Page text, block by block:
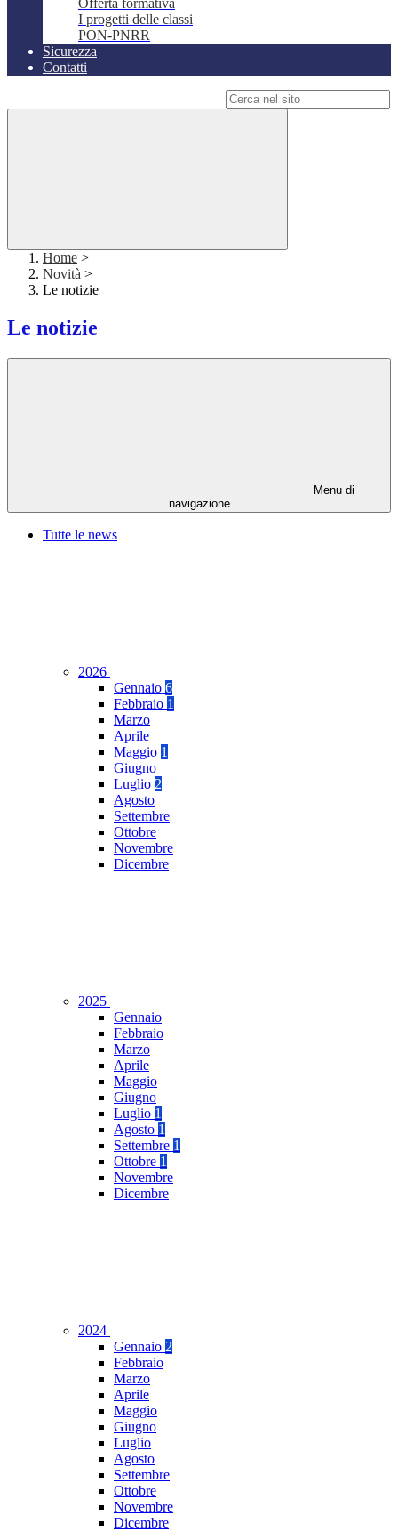
Offerta formativa
I progetti delle classi
PON-PNRR
Sicurezza
Contatti
Home >
Novità >
Le notizie
Le notizie
Menu di
navigazione
Tutte le news
2026
Gennaio 6
Febbraio 1
Marzo
Aprile
Maggio 1
Giugno
Luglio 2
Agosto
Settembre
Ottobre
Novembre
Dicembre
2025
Gennaio
Febbraio
Marzo
Aprile
Maggio
Giugno
Luglio 1
Agosto 1
Settembre 1
Ottobre 1
Novembre
Dicembre
2024
Gennaio 2
Febbraio
Marzo
Aprile
Maggio
Giugno
Luglio
Agosto
Settembre
Ottobre
Novembre
Dicembre